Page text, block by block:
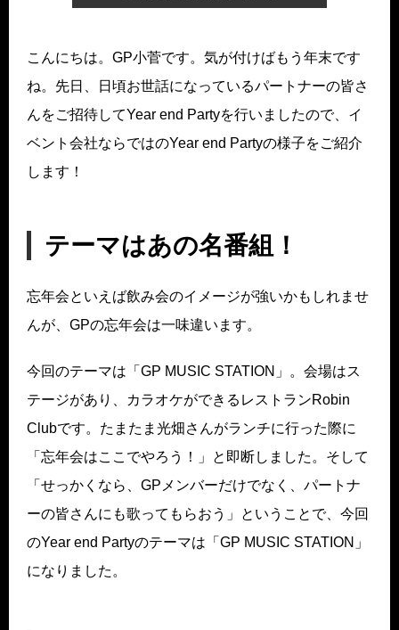
こんにちは。GP小菅です。気が付けばもう年末です
ね。先日、日頃お世話になっているパートナーの皆さ
んをご招待してYear end Partyを行いましたので、イ
ベント会社ならではのYear end Partyの様子をご紹介
します！
テーマはあの名番組！
忘年会といえば飲み会のイメージが強いかもしれませ
んが、GPの忘年会は一味違います。
今回のテーマは「GP MUSIC STATION」。会場はス
テージがあり、カラオケができるレストランRobin
Clubです。たまたま光畑さんがランチに行った際に
「忘年会はここでやろう！」と即断しました。そして
「せっかくなら、GPメンバーだけでなく、パートナ
ーの皆さんにも歌ってもらおう」ということで、今回
のYear end Partyのテーマは「GP MUSIC STATION」
になりました。